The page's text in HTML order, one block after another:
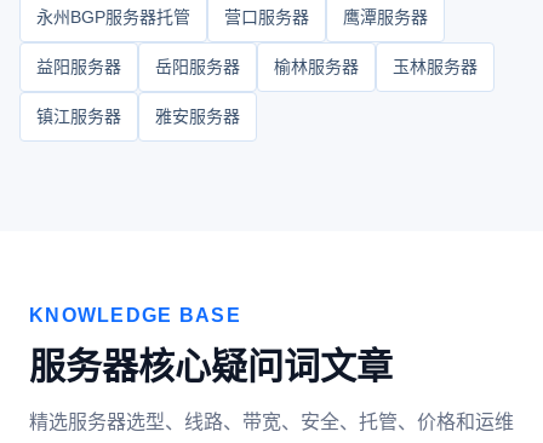
永州BGP服务器托管 营口服务器 鹰潭服务器
益阳服务器 岳阳服务器 榆林服务器 玉林服务器
镇江服务器 雅安服务器
KNOWLEDGE BASE
服务器核心疑问词文章
精选服务器选型、线路、带宽、安全、托管、价格和运维